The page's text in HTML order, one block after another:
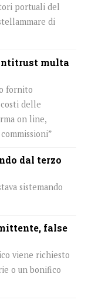
portuali del
di
multa
fornito
delle
on line,
dal terzo
sistemando
false
viene richiesto
o un bonifico